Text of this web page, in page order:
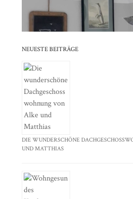
NEUESTE BEITRÄGE
DIE WUNDERSCHÖNE
UND MATTHIAS